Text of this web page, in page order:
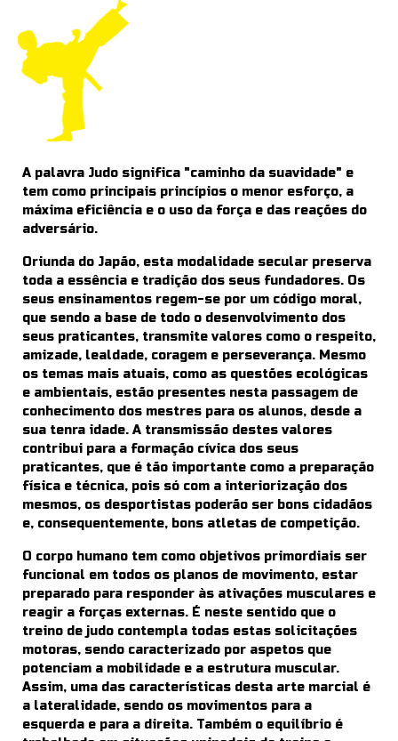
A palavra Judo significa "caminho da suavidade" e
tem como principais princípios o menor esforço, a
máxima eficiência e o uso da força e das reações do
adversário.
Oriunda do Japão, esta modalidade secular preserva
toda a essência e tradição dos seus fundadores. Os
seus ensinamentos regem-se por um código moral,
que sendo a base de todo o desenvolvimento dos
seus praticantes, transmite valores como o respeito,
amizade, lealdade, coragem e perseverança. Mesmo
os temas mais atuais, como as questões ecológicas
e ambientais, estão presentes nesta passagem de
conhecimento dos mestres para os alunos, desde a
sua tenra idade. A transmissão destes valores
contribui para a formação cívica dos seus
praticantes, que é tão importante como a preparação
física e técnica, pois só com a interiorização dos
mesmos, os desportistas poderão ser bons cidadãos
e, consequentemente, bons atletas de competição.
O corpo humano tem como objetivos primordiais ser
funcional em todos os planos de movimento, estar
preparado para responder às ativações musculares e
reagir a forças externas. É neste sentido que o
treino de judo contempla todas estas solicitações
motoras, sendo caracterizado por aspetos que
potenciam a mobilidade e a estrutura muscular.
Assim, uma das características desta arte marcial é
a lateralidade, sendo os movimentos para a
esquerda e para a direita. Também o equilíbrio é